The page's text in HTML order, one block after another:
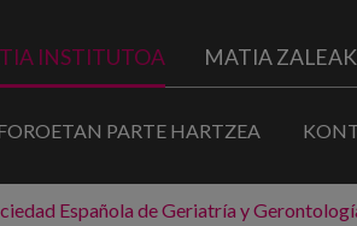
INSTITUTOA MATIA ZALEAK
PARTE HARTZEA
Española de Geriatría y